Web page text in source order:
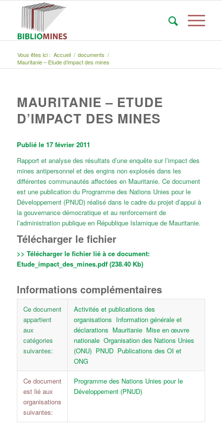
Vous êtes ici : Accueil / documents /
Mauritanie – Etude d’impact des mines
MAURITANIE – ETUDE
D’IMPACT DES MINES
Publié le 17 février 2011
Rapport et analyse des résultats d’une enquête sur l’impact des
mines antipersonnel et des engins non explosés dans les
différentes communautés affectées en Mauritanie. Ce document
est une publication du Programme des Nations Unies pour le
Développement (PNUD) réalisé dans le cadre du projet d’appui à
la gouvernance démocratique et au renforcement de
l’administration publique en République Islamique de Mauritanie.
Télécharger le fichier
>> Télécharger le fichier lié à ce document:
Etude_impact_des_mines.pdf (238.40 Kb)
Informations complémentaires
Ce document
appartient
aux
catégories
suivantes:
Activités et publications des
organisations Information générale et
déclarations Mauritanie Mise en œuvre
nationale Organisation des Nations Unies
(ONU) PNUD Publications des OI et
ONG
Ce document
est lié aux
organisations
suivantes:
Programme des Nations Unies pour le
Développement (PNUD)